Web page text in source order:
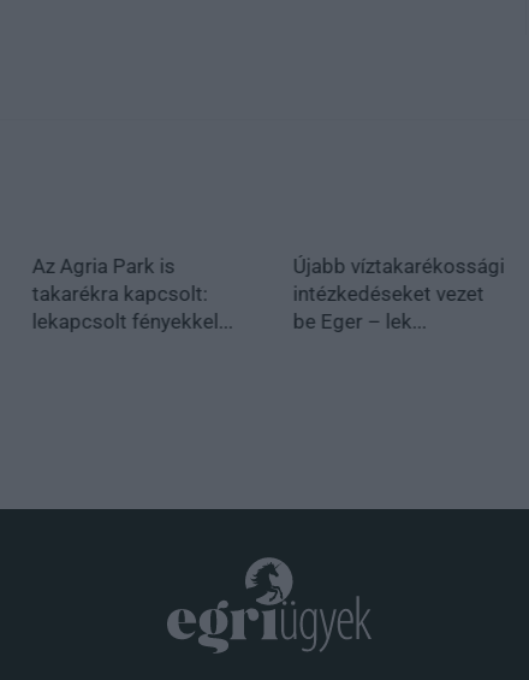
Az Agria Park is
takarékra kapcsolt:
lekapcsolt fényekkel...
Újabb víztakarékossági
intézkedéseket vezet
be Eger – lek...